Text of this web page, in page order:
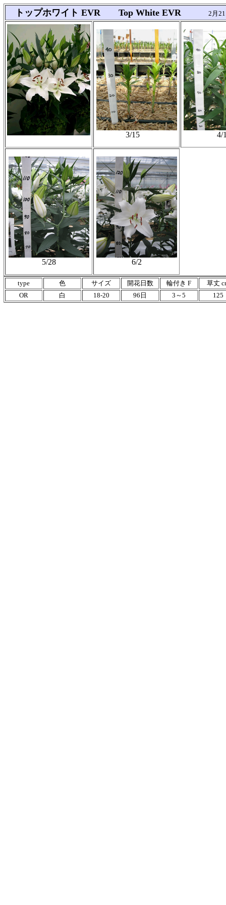
トップホワイト EVR Top White EVR 2月
3/15 4/
5/28 6/2
type 色 サイズ 開花日数 輪付き F
草丈
OR
白 18-20 96日 3～5 125